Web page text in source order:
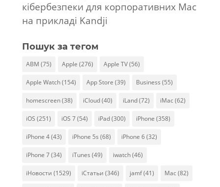
кібербезпеки для корпоративних Mac
на прикладі Kandji
Пошук за тегом
ABM (75) Apple (276) Apple TV(56)
Apple Watch(154) App Store (39) Business (55)
homescreen(38) iCloud(40) iLand(72) iMac (62)
iOS (251) iOS 7(54) iPad(300) iPhone (358)
iPhone 4(43) iPhone 5s (68) iPhone 6(32)
iPhone 7(34) iTunes (49) iwatch(46)
iНовости (1529) iСтатьи (346) jamf(41) Mac (82)